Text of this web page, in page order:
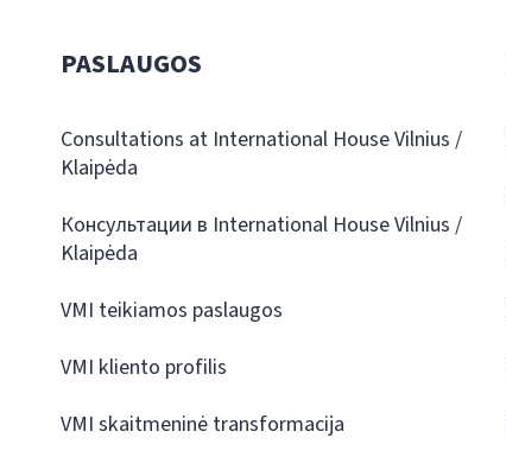
PASLAUGOS
Consultations at International House Vilnius /
Klaipėda
Консультации в International House Vilnius /
Klaipėda
VMI teikiamos paslaugos
VMI kliento profilis
VMI skaitmeninė transformacija